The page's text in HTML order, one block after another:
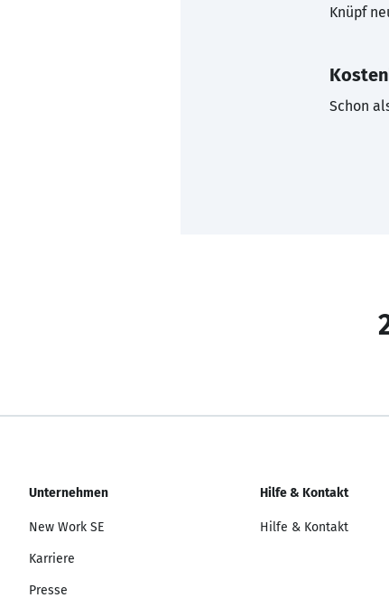
Knüpf
Schon
Unternehmen
New Work SE
Karriere
Presse
Hilfe & Kontakt
Hilfe & Kontakt